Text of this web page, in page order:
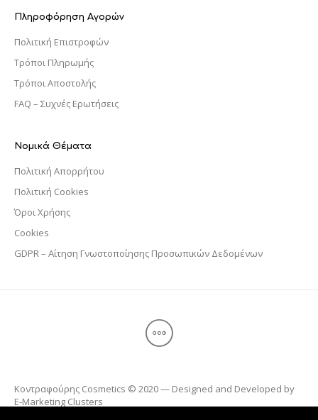
Πληροφόρηση Αγορών
Πολιτική Επιστροφών
Τρόποι Πληρωμής
Τρόποι Αποστολής
FAQ – Συχνές Ερωτήσεις
Νομικά Θέματα
Πολιτική Απορρήτου
Πολιτική Cookies
Όροι Χρήσης
Cookies
GDPR – Αίτηση Γνωστοποίησης Προσωπικών Δεδομένων
Κοντραφούρης Cosmetics © 2020 — Designed and Developed by
E-Marketing Clusters